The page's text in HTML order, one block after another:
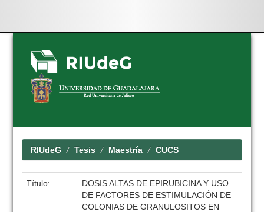
Skip
navigation
RIUdeG Tesis Maestría CUCS
Título:
DOSIS ALTAS DE EPIRUBICINA Y USO
DE FACTORES DE ESTIMULACIÓN DE
COLONIAS DE GRANULOSITOS EN